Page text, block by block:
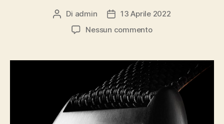
Autore
articolo
Di admin
Data
dell'articolo
13 Aprile 2022
Nessun commentosu
Replica
Bamford
Watch
Department